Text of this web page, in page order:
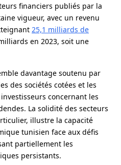
financiers publiés par la
vigueur, avec un revenu
25,1 milliards de
en 2023, soit une
davantage soutenu par
des sociétés cotées et les
concernant les
La solidité des secteurs
illustre la capacité
tunisien face aux défis
partiellement les
persistants.